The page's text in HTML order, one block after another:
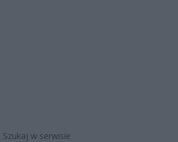
Szukaj w serwisie